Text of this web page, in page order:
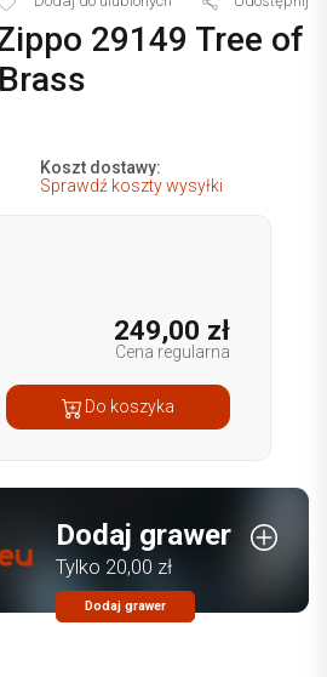
29149 Tree of
Koszt dostawy:
Sprawdź koszty wysyłki
249,00 zł
Cena regularna
Do koszyka
Dodaj grawer
Tylko 20,00 zł
Dodaj grawer